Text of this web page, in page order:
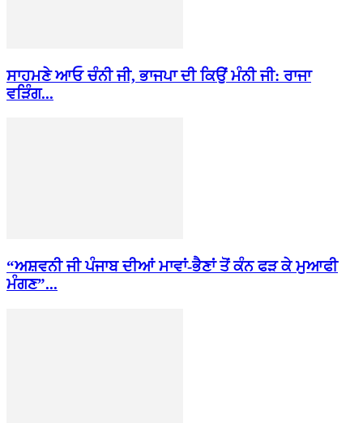
ਸਾਹਮਣੇ ਆਓ ਚੰਨੀ ਜੀ, ਭਾਜਪਾ ਦੀ ਕਿਉਂ ਮੰਨੀ ਜੀ: ਰਾਜਾ
ਵੜਿੰਗ...
“ਅਸ਼ਵਨੀ ਜੀ ਪੰਜਾਬ ਦੀਆਂ ਮਾਵਾਂ-ਭੈਣਾਂ ਤੋਂ ਕੰਨ ਫੜ ਕੇ ਮੁਆਫੀ
ਮੰਗਣ”...